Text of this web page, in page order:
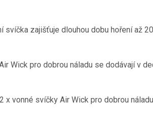
svíčka zajišťuje dlouhou dobu hoření až
Wick pro dobrou náladu se dodávají v
x vonné svíčky Air Wick pro dobrou